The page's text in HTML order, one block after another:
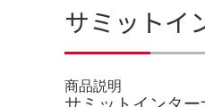
サミットイ
商品説明